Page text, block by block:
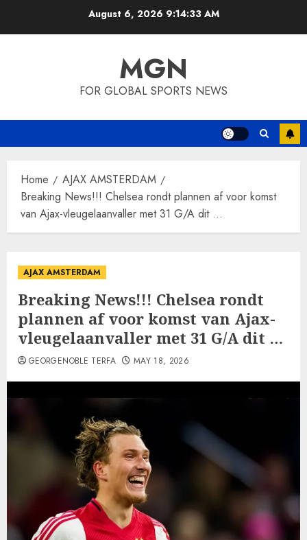
August 6, 2026 9:14:33 AM
MGN
FOR GLOBAL SPORTS NEWS
Home
AJAX AMSTERDAM
Breaking News!!! Chelsea rondt plannen af voor komst
van Ajax-vleugelaanvaller met 31 G/A dit …
AJAX AMSTERDAM
Breaking News!!! Chelsea rondt
plannen af voor komst van Ajax-
vleugelaanvaller met 31 G/A dit …
GEORGENOBLE TERFA MAY 18, 2026